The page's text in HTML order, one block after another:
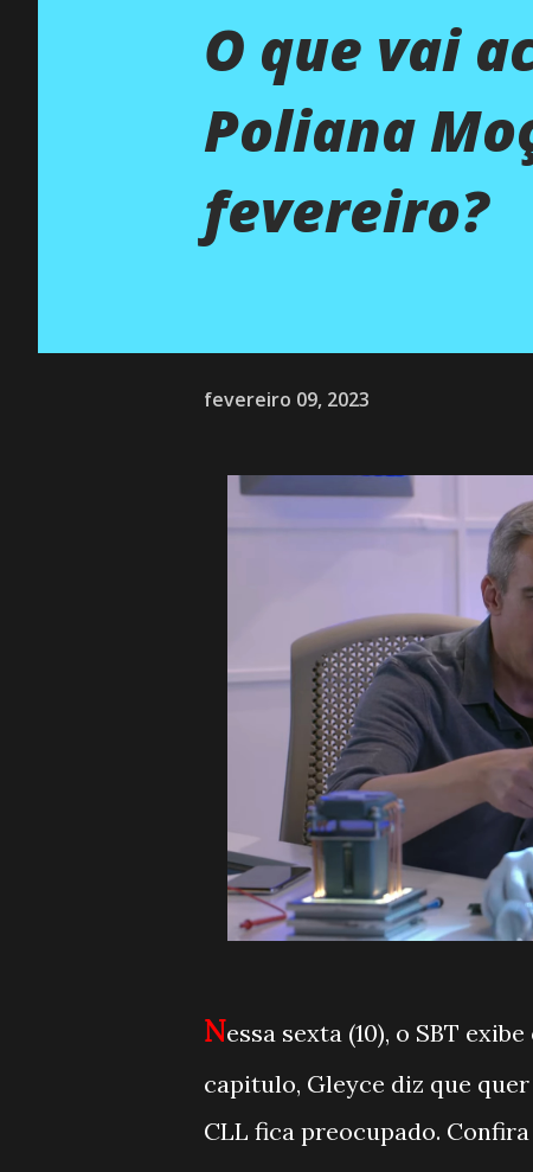
O que vai
Poliana
fevereiro?
fevereiro 09, 2023
Nessa sexta (10), o SBT
capitulo, Gleyce diz que
CLL fica preocupado.